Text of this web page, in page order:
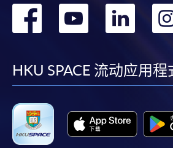
转
facebook
转
转
HKU SPACE 流动应用程